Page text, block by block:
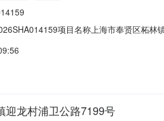
项目名称上海市奉贤区柘
址（上海市云岭东路689号1号楼）。反
迎龙村浦卫公路7199号